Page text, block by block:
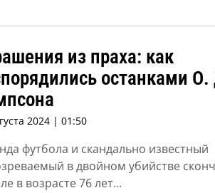
из праха: как
останками
2024 | 01:50
футбола и скандально известный
в двойном убийстве
в возрасте 76 лет...